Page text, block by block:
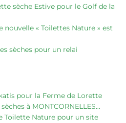
sèche Estive pour le Golf de la
nouvelle « Toilettes Nature » est
sèches pour un relai
pour la Ferme de Lorette
à MONTCORNELLES…
Toilette Nature pour un site